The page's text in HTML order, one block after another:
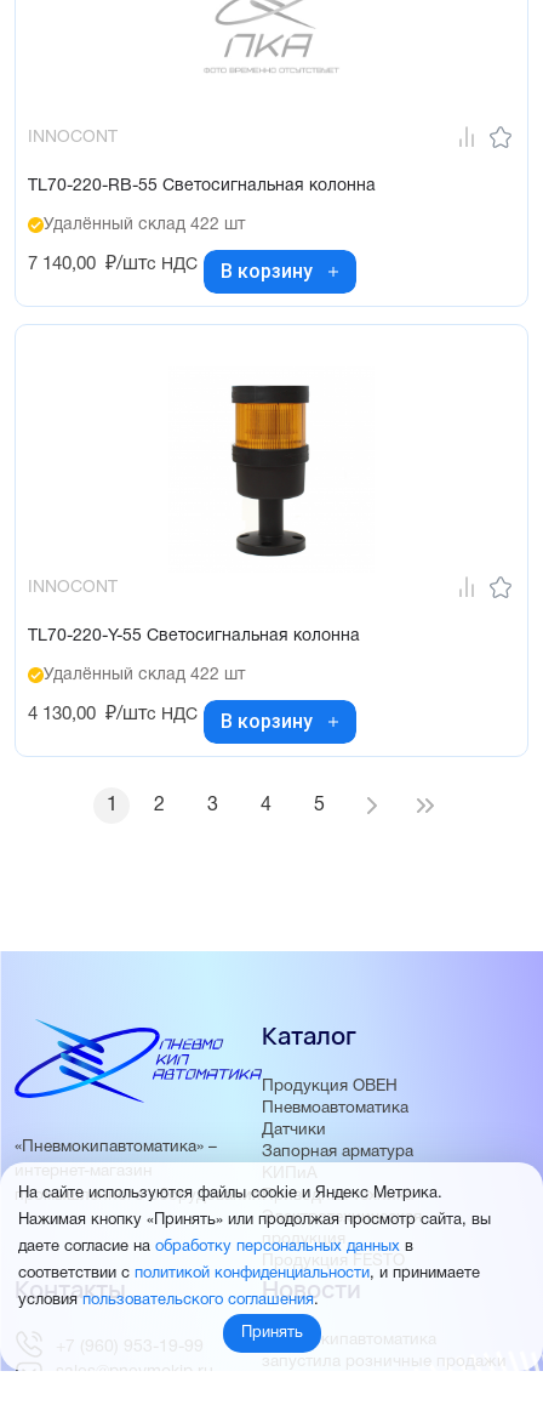
INNOCONT
TL70-220-RB-55 Светосигнальная колонна
Удалённый склад 422 шт
7 140,00 ₽/штс НДС В корзину
INNOCONT
TL70-220-Y-55 Светосигнальная колонна
Удалённый склад 422 шт
4 130,00 ₽/штс НДС В корзину
1 2 3 4 5
«Пневмокипавтоматика» –
интернет-магазин
промышленного оборудования
Каталог
Продукция ОВЕН
Пневмоавтоматика
Датчики
Запорная арматура
КИПиА
Приводная техника
Электротехническая
продукция
Продукция FESTO
Новости
Пневмокипавтоматика
запустила розничные продажи
Контакты
+7 (960) 953-19-99
sales@pnevmokip.ru
На сайте используются файлы cookie и Яндекс Метрика.
Нажимая кнопку «Принять» или продолжая просмотр сайта, вы
даете согласие на обработку персональных данных в
соответствии с политикой конфиденциальности, и принимаете
условияпользовательского соглашения.
Принять